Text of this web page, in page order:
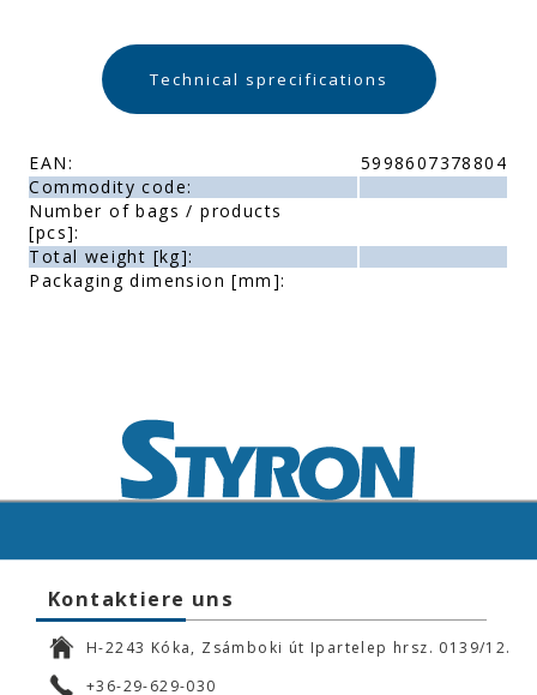
Technical sprecifications
EAN:
5998607378804
Commodity code:
Number of bags / products
[pcs]:
Total weight [kg]:
Packaging dimension [mm]:
Kontaktiere uns
H-2243 Kóka, Zsámboki út Ipartelep hrsz. 0139/12.
+36-29-629-030